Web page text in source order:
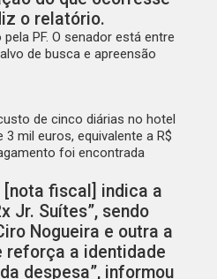
o relatório.
PF. O senador está entre
de busca e apreensão
de cinco diárias no hotel
mil euros, equivalente a R$
foi encontrada
[nota fiscal] indica a
Jr. Suítes”, sendo
Nogueira e outra a
reforça a identidade
despesa”, informou